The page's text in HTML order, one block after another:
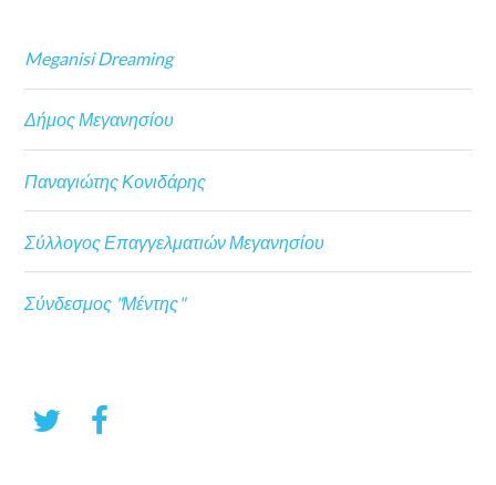
Meganisi Dreaming
Δήμος Μεγανησίου
Παναγιώτης Κονιδάρης
Σύλλογος Επαγγελματιών Μεγανησίου
Σύνδεσμος "Μέντης"